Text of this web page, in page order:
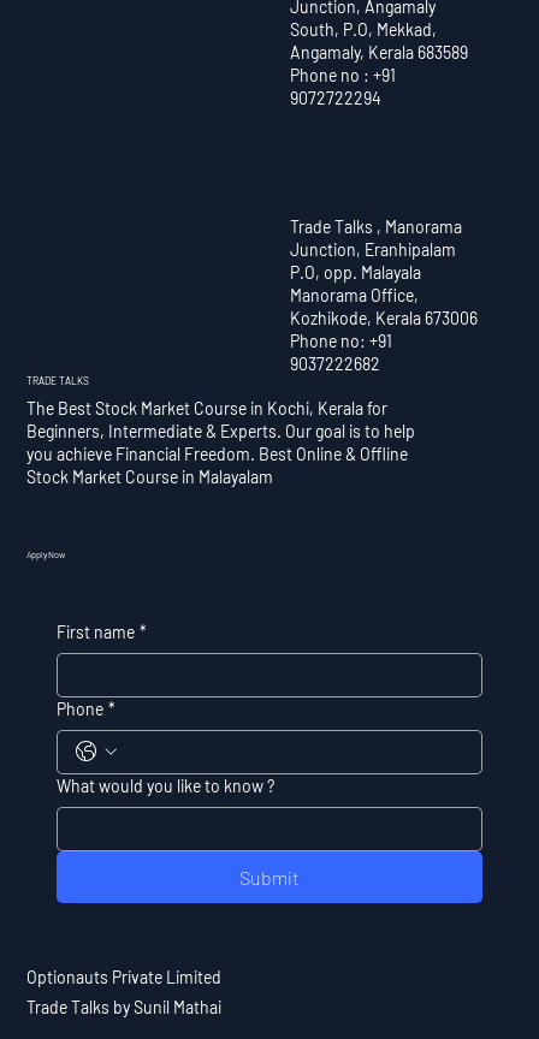
Junction, Angamaly
South, P.O, Mekkad,
Angamaly, Kerala 683589
Phone no : +91
9072722294
Trade Talks , Manorama
Junction, Eranhipalam
P.O, opp. Malayala
Manorama Office,
Kozhikode, Kerala 673006
Phone no: +91
9037222682
TRADE TALKS
The Best Stock Market Course in Kochi, Kerala for
Beginners, Intermediate & Experts. Our goal is to help
you achieve Financial Freedom. Best Online & Offline
Stock Market Course in Malayalam
Apply Now
First name *
Phone *
What would you like to know ?
Submit
Optionauts Private Limited
Trade Talks by Sunil Mathai